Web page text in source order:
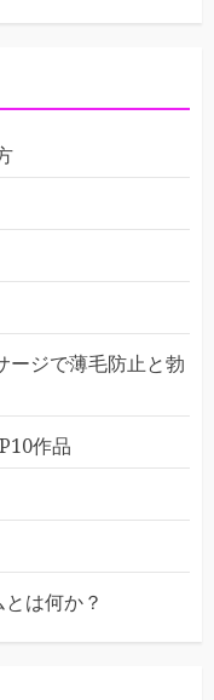
ージで薄毛防止と勃
作品
は何か？